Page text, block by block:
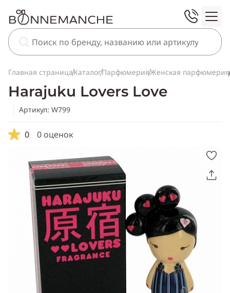
Главная страницаКаталогПарфюмерияЖенская парфюмерия
Harajuku Lovers Love
Артикул: W799
0 0 оценок
Скопировать
ссылку
Telegram
WhatsApp
Viber